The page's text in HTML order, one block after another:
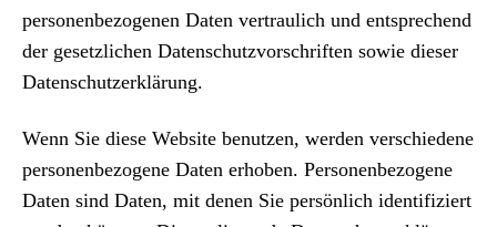
personenbezogenen Daten vertraulich und entsprechend
der gesetzlichen Datenschutzvorschriften sowie dieser
Datenschutzerklärung.
Wenn Sie diese Website benutzen, werden verschiedene
personenbezogene Daten erhoben. Personenbezogene
Daten sind Daten, mit denen Sie persönlich identifiziert